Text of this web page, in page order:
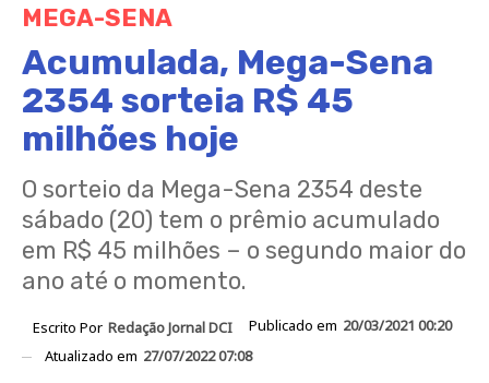
MEGA-SENA
Acumulada, Mega-Sena
2354 sorteia R$ 45
milhões hoje
O sorteio da Mega-Sena 2354 deste
sábado (20) tem o prêmio acumulado
em R$ 45 milhões – o segundo maior do
ano até o momento.
Escrito Por Redação Jornal DCI Publicado em 20/03/2021 00:20
Atualizado em 27/07/2022 07:08